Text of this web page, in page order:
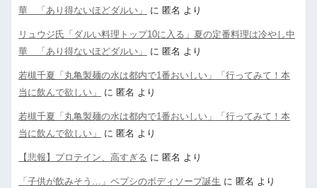
華 「あり得ないほどダルい」
に 匿名 より
リュウジ氏「ダルい料理トップ10に入る」夏の定番料理は冷やし中
華 「あり得ないほどダルい」
に 匿名 より
若槻千夏「丸亀製麺の水は都内で1番おいしい」「行ってみて！本
当に飲んで欲しい」
に 匿名 より
若槻千夏「丸亀製麺の水は都内で1番おいしい」「行ってみて！本
当に飲んで欲しい」
に 匿名 より
【悲報】プロテイン、高すぎる に 匿名 より
「子供が飲みそう…」ペプシのボディソープ誕生 に 匿名 より